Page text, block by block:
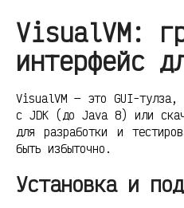
VisualVM:
интерфейс
VisualVM — это GUI-тулза,
с JDK (до Java 8) или
для разработки и
быть избыточно.
Установка и